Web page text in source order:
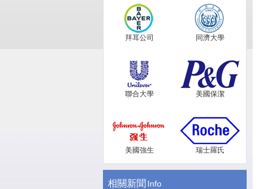
拜耳公司 同濟大學
聯合大學 美國保潔
美國強生 瑞士羅氏
相關新聞 Info